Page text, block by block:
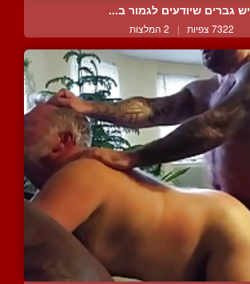
יש גברים שיודעים לגמור ב...
7322 צפיות | 2 המלצות